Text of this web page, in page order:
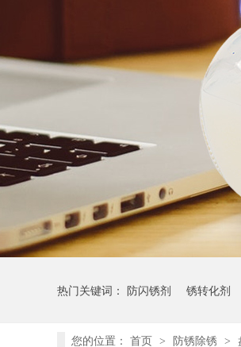
热门关键词： 防闪锈剂 锈转化剂
您的位置： 首页 > 防锈除锈 >